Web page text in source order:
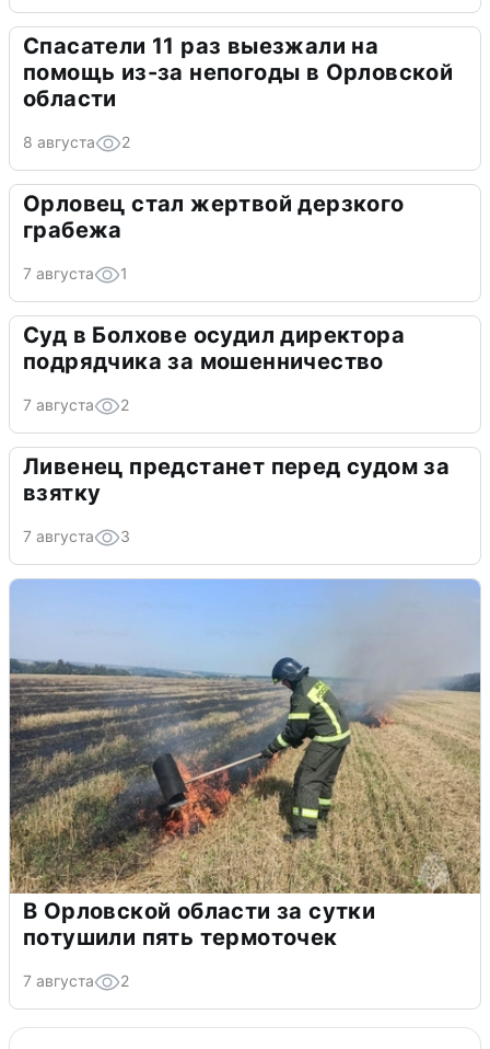
Спасатели 11 раз выезжали на
помощь из-за непогоды в Орловской
области
8 августа 2
Орловец стал жертвой дерзкого
грабежа
7 августа 1
Суд в Болхове осудил директора
подрядчика за мошенничество
7 августа 2
Ливенец предстанет перед судом за
взятку
7 августа 3
В Орловской области за сутки
потушили пять термоточек
7 августа 2